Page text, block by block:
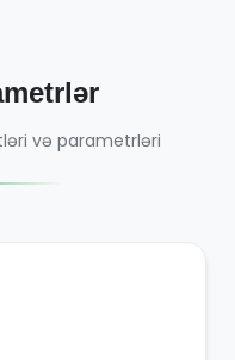
və parametrləri